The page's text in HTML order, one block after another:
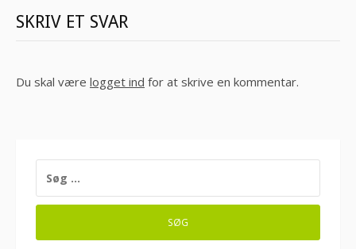
SKRIV ET SVAR
Du skal være logget ind for at skrive en kommentar.
EFTER: